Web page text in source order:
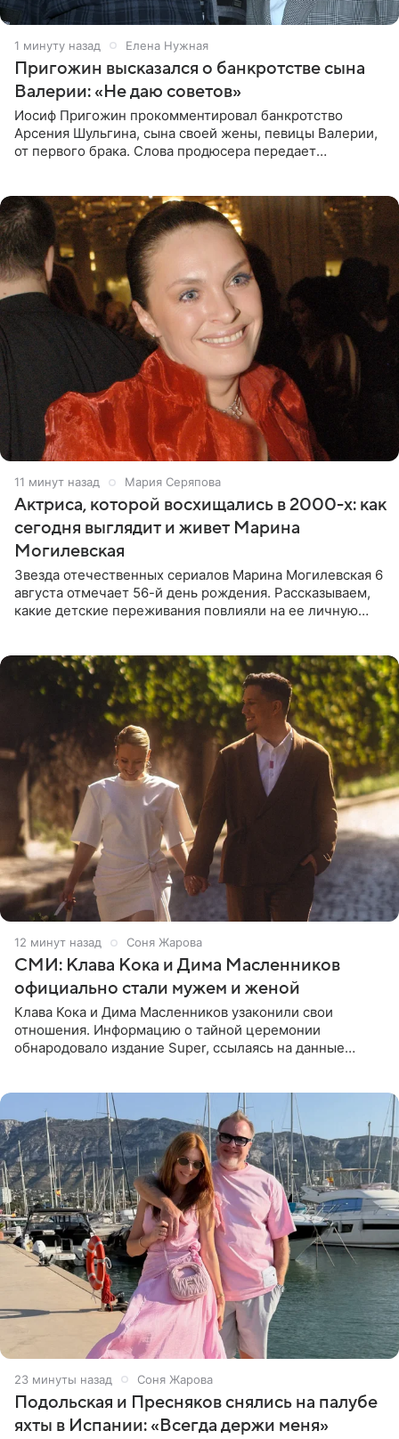
1 минуту назад Елена Нужная
Пригожин высказался о банкротстве сына
Валерии: «Не даю советов»
Иосиф Пригожин прокомментировал банкротство
Арсения Шульгина, сына своей жены, певицы Валерии,
от первого брака. Слова продюсера передает
11 минут назад Мария Серяпова
Актриса, которой восхищались в 2000-х: как
сегодня выглядит и живет Марина
Могилевская
Звезда отечественных сериалов Марина Могилевская 6
августа отмечает 56-й день рождения. Рассказываем,
какие детские переживания повлияли на ее личную
12 минут назад Соня Жарова
СМИ: Клава Кока и Дима Масленников
официально стали мужем и женой
Клава Кока и Дима Масленников узаконили свои
отношения. Информацию о тайной церемонии
обнародовало издание Super, ссылаясь на данные
23 минуты назад Соня Жарова
Подольская и Пресняков снялись на палубе
яхты в Испании: «Всегда держи меня»